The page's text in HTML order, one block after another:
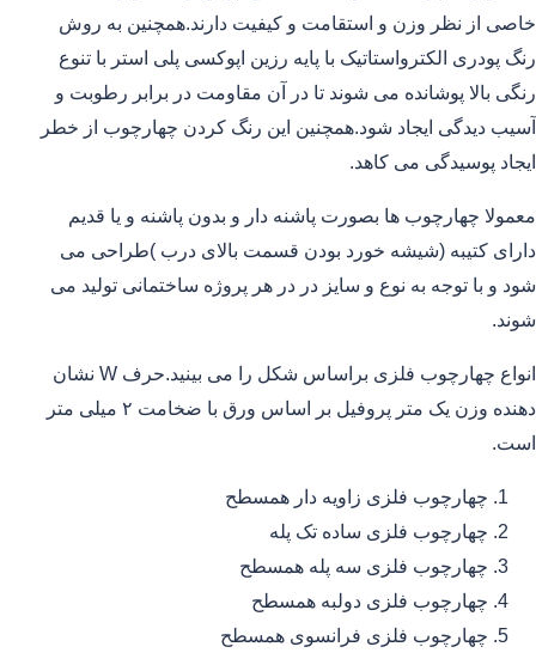
خاصی از نظر وزن و استقامت و کیفیت دارند.همچنین به روش
رنگ پودری الکترواستاتیک با پایه رزین اپوکسی پلی استر با تنوع
رنگی بالا پوشانده می شوند تا در آن مقاومت در برابر رطوبت و
آسیب دیدگی ایجاد شود.همچنین این رنگ کردن چهارچوب از خطر
ایجاد پوسیدگی می کاهد.
معمولا چهارچوب ها بصورت پاشنه دار و بدون پاشنه و یا قدیم
دارای کتیبه (شیشه خورد بودن قسمت بالای درب )طراحی می
شود و با توجه به نوع و سایز در در هر پروژه ساختمانی تولید می
شوند.
انواع چهارچوب فلزی براساس شکل را می بینید.حرف W نشان
دهنده وزن یک متر پروفیل بر اساس ورق با ضخامت ۲ میلی متر
است.
چهارچوب فلزی زاویه دار همسطح
چهارچوب فلزی ساده تک پله
چهارچوب فلزی سه پله همسطح
چهارچوب فلزی دولبه همسطح
چهارچوب فلزی فرانسوی همسطح